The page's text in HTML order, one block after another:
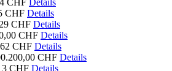
CHF Details
CHF Details
CHF Details
CHF Details
CHF Details
CHF Details